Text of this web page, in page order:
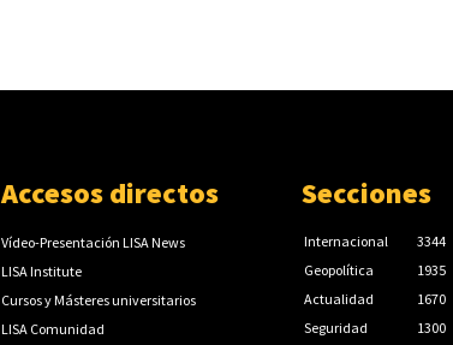
Accesos directos
Vídeo-Presentación LISA News
LISA Institute
Cursos y Másteres universitarios
LISA Comunidad
Secciones
Internacional
3344
Geopolítica
1935
Actualidad
1670
Seguridad
1300